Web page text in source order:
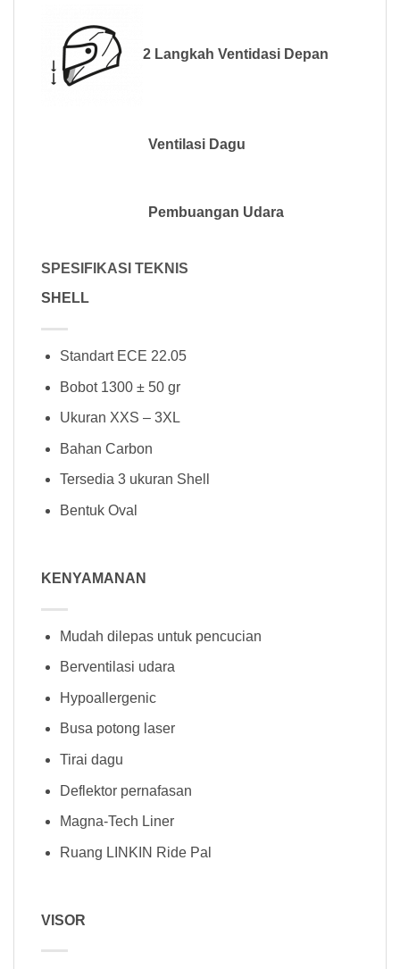
2 Langkah Ventidasi Depan
Ventilasi Dagu
Pembuangan Udara
SPESIFIKASI TEKNIS
SHELL
Standart ECE 22.05
Bobot 1300 ± 50 gr
Ukuran XXS – 3XL
Bahan Carbon
Tersedia 3 ukuran Shell
Bentuk Oval
KENYAMANAN
Mudah dilepas untuk pencucian
Berventilasi udara
Hypoallergenic
Busa potong laser
Tirai dagu
Deflektor pernafasan
Magna-Tech Liner
Ruang LINKIN Ride Pal
VISOR